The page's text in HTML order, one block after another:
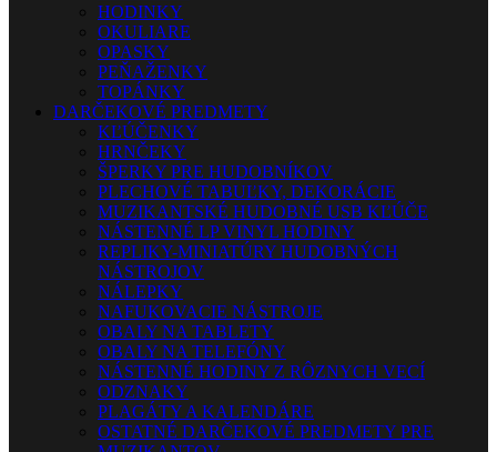
HODINKY
OKULIARE
OPASKY
PEŇAŽENKY
TOPÁNKY
DARČEKOVÉ PREDMETY
KĽÚČENKY
HRNČEKY
ŠPERKY PRE HUDOBNÍKOV
PLECHOVÉ TABUĽKY, DEKORÁCIE
MUZIKANTSKÉ HUDOBNÉ USB KĽÚČE
NÁSTENNÉ LP VINYL HODINY
REPLIKY-MINIATÚRY HUDOBNÝCH
NÁSTROJOV
NÁLEPKY
NAFUKOVACIE NÁSTROJE
OBALY NA TABLETY
OBALY NA TELEFÓNY
NÁSTENNÉ HODINY Z RÔZNYCH VECÍ
ODZNAKY
PLAGÁTY A KALENDÁRE
OSTATNÉ DARČEKOVÉ PREDMETY PRE